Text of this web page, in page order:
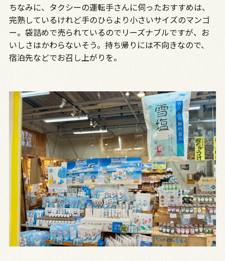
ちなみに、タクシーの運転手さんに伺ったおすすめは、
完熟しているけれど手のひらより小さいサイズのマンゴ
ー。袋詰めで売られているのでリーズナブルですが、お
いしさはかわらないそう。持ち帰りには不向きなので、
宿泊先などでお召し上がりを。